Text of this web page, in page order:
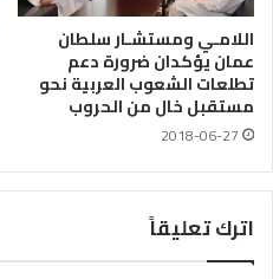
اللامـي ومستشـار سلطان
عمان يؤكدان ضرورة دعم
تطلعات الشعوب العربية نحو
مستقبل خال من الحروب
2018-06-27
اترك تعليقاً